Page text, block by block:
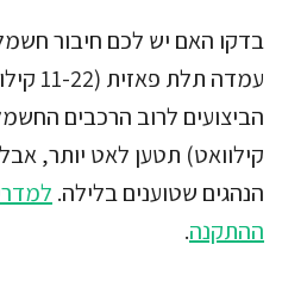
בדקו האם יש לכם חיבור
עמדה
קילוואט) תטען לאט יותר,
הנהגים שטוענים בלילה.
ההתקנה.